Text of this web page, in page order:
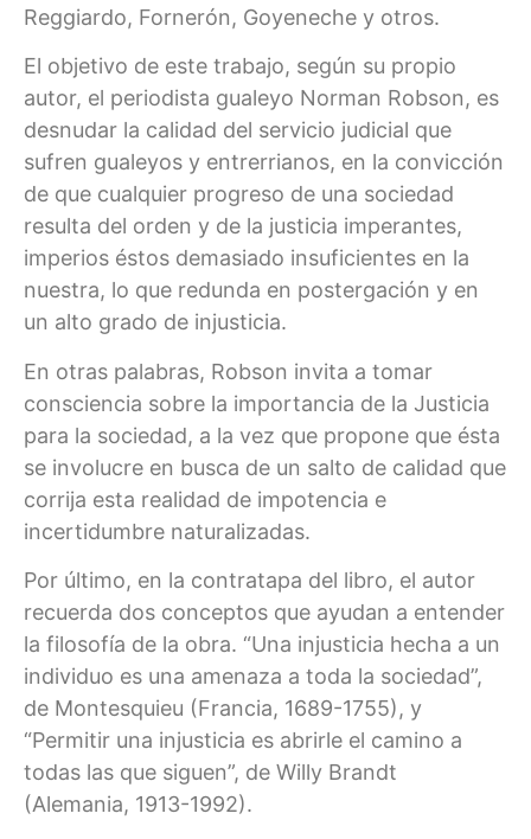
Reggiardo, Fornerón, Goyeneche y otros.
El objetivo de este trabajo, según su propio
autor, el periodista gualeyo Norman Robson, es
desnudar la calidad del servicio judicial que
sufren gualeyos y entrerrianos, en la convicción
de que cualquier progreso de una sociedad
resulta del orden y de la justicia imperantes,
imperios éstos demasiado insuficientes en la
nuestra, lo que redunda en postergación y en
un alto grado de injusticia.
En otras palabras, Robson invita a tomar
consciencia sobre la importancia de la Justicia
para la sociedad, a la vez que propone que ésta
se involucre en busca de un salto de calidad que
corrija esta realidad de impotencia e
incertidumbre naturalizadas.
Por último, en la contratapa del libro, el autor
recuerda dos conceptos que ayudan a entender
la filosofía de la obra. “Una injusticia hecha a un
individuo es una amenaza a toda la sociedad”,
de Montesquieu (Francia, 1689-1755), y
“Permitir una injusticia es abrirle el camino a
todas las que siguen”, de Willy Brandt
(Alemania, 1913-1992).